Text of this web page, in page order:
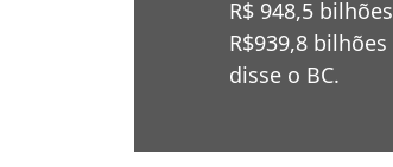
R$ 948,5
R$939,8
disse o BC.